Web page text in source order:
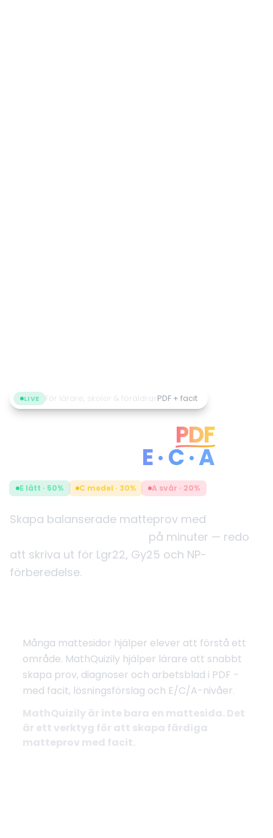
LIVE För lärare, skolor & föräldrarPDF + facit
PDF
E · C · A
E lätt · 50% C medel · 30% A svår · 20%
Skapa balanserade matteprov med
på minuter — redo
att skriva ut för Lgr22, Gy25 och NP-
förberedelse.
Många mattesidor hjälper elever att förstå ett
område. MathQuizily hjälper lärare att snabbt
skapa prov, diagnoser och arbetsblad i PDF -
med facit, lösningsförslag och E/C/A-nivåer.
MathQuizily är inte bara en mattesida. Det
är ett verktyg för att skapa färdiga
matteprov med facit.